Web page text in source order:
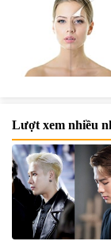
Lượt xem nhiều